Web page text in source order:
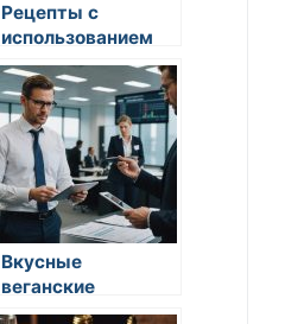
Рецепты с
использованием
миндаля
Вкусные
веганские
десерты